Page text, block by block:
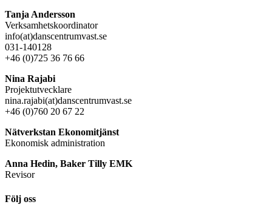
Tanja Andersson
Verksamhetskoordinator
info(at)danscentrumvast.se
031-140128
+46 (0)725 36 76 66
Nina Rajabi
Projektutvecklare
nina.rajabi(at)danscentrumvast.se
+46 (0)760 20 67 22
Nätverkstan Ekonomitjänst
Ekonomisk administration
Anna Hedin, Baker Tilly EMK
Revisor
Följ oss